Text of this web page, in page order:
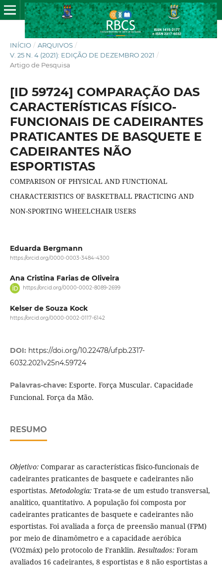
INÍCIO / ARQUIVOS /
V. 25 N. 4 (2021): EDIÇÃO DE DEZEMBRO 2021 /
Artigo de Pesquisa
[ID 59724] COMPARAÇÃO DAS
CARACTERÍSTICAS FÍSICO-
FUNCIONAIS DE CADEIRANTES
PRATICANTES DE BASQUETE E
CADEIRANTES NÃO
ESPORTISTAS
COMPARISON OF PHYSICAL AND FUNCTIONAL
CHARACTERISTICS OF BASKETBALL PRACTICING AND
NON-SPORTING WHEELCHAIR USERS
Eduarda Bergmann
https://orcid.org/0000-0003-3484-4300
Ana Cristina Farias de Oliveira
https://orcid.org/0000-0002-8089-2699
Kelser de Souza Kock
https://orcid.org/0000-0002-0117-6142
DOI: https://doi.org/10.22478/ufpb.2317-
6032.2021v25n4.59724
Palavras-chave: Esporte. Força Muscular. Capacidade
Funcional. Força da Mão.
RESUMO
Objetivo:Comparar as características físico-funcionais de
cadeirantes praticantes de basquete e cadeirantes não
esportistas.Metodologia:Trata-se de um estudo transversal,
analítico, quantitativo. A população foi composta por
cadeirantes praticantes de basquete e cadeirantes não
esportistas. Foi avaliada a força de preensão manual (FPM)
por meio de dinamômetro e a capacidade aeróbica
(VO2máx) pelo protocolo de Franklin.Resultados: Foram
avaliados 16 cadeirantes, 8 esportistas e 8 não esportistas a